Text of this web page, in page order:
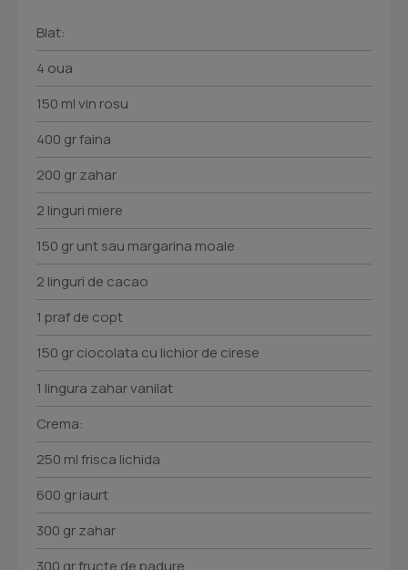
Blat:
4 oua
150 ml vin rosu
400 gr faina
200 gr zahar
2 linguri miere
150 gr unt sau margarina moale
2 linguri de cacao
1 praf de copt
150 gr ciocolata cu lichior de cirese
1 lingura zahar vanilat
Crema:
250 ml frisca lichida
600 gr iaurt
300 gr zahar
300 gr fructe de padure